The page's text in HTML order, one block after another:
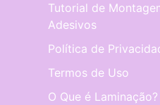
Tutorial de
Adesivos
Política de
Termos de Uso
O Que é Laminação?